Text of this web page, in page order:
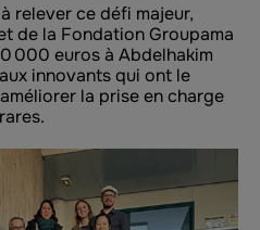
relever ce défi majeur,
de la Fondation Groupama
000 euros à Abdelhakim
innovants qui ont le
la prise en charge